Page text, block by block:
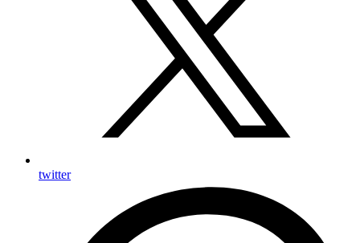
twitter